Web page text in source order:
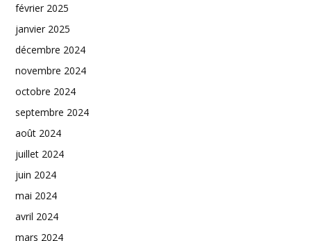
février 2025
janvier 2025
décembre 2024
novembre 2024
octobre 2024
septembre 2024
août 2024
juillet 2024
juin 2024
mai 2024
avril 2024
mars 2024